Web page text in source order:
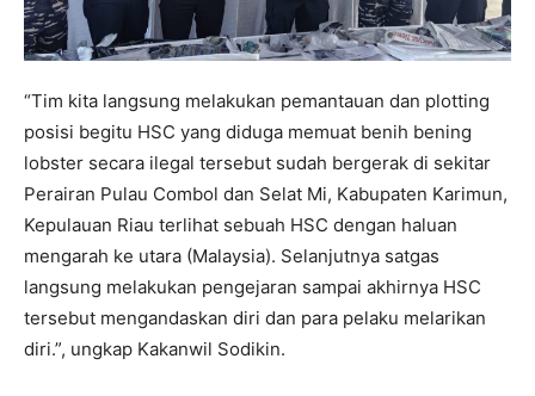
“Tim kita langsung melakukan pemantauan dan plotting
posisi begitu HSC yang diduga memuat benih bening
lobster secara ilegal tersebut sudah bergerak di sekitar
Perairan Pulau Combol dan Selat Mi, Kabupaten Karimun,
Kepulauan Riau terlihat sebuah HSC dengan haluan
mengarah ke utara (Malaysia). Selanjutnya satgas
langsung melakukan pengejaran sampai akhirnya HSC
tersebut mengandaskan diri dan para pelaku melarikan
diri.”, ungkap Kakanwil Sodikin.